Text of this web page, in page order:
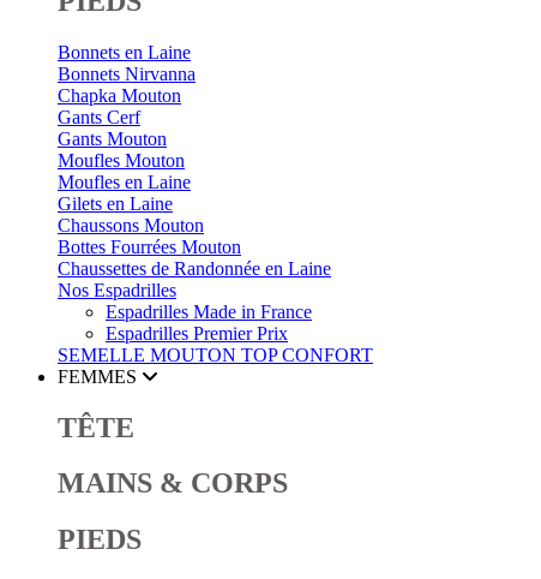
Bonnets en Laine
Bonnets Nirvanna
Chapka Mouton
Gants Cerf
Gants Mouton
Moufles Mouton
Moufles en Laine
Gilets en Laine
Chaussons Mouton
Bottes Fourrées Mouton
Chaussettes de Randonnée en Laine
Nos Espadrilles
Espadrilles Made in France
Espadrilles Premier Prix
SEMELLE MOUTON TOP CONFORT
FEMMES
TÊTE
MAINS & CORPS
PIEDS